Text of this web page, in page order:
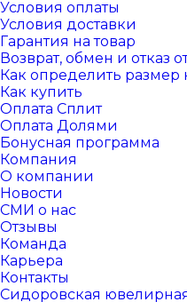
Условия оплаты
Условия доставки
Гарантия на товар
Возврат, обмен и отказ
Как определить размер
Как купить
Оплата Сплит
Оплата Долями
Бонусная программа
Компания
О компании
Новости
СМИ о нас
Отзывы
Команда
Карьера
Контакты
Сидоровская